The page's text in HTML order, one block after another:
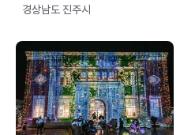
경상남도 진주시